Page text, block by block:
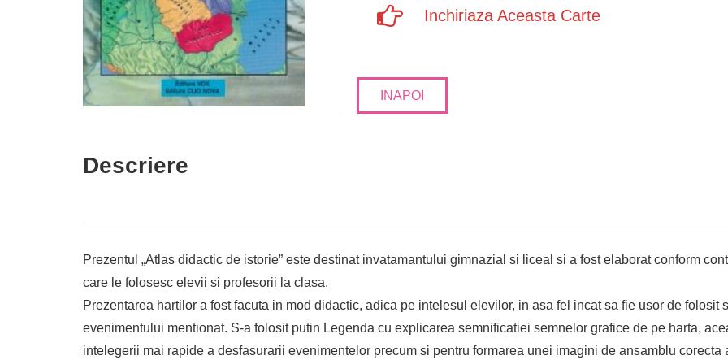
Inchiriaza Aceasta Carte
INAPOI
Descriere
Prezentul „Atlas didactic de istorie” este destinat invatamantului gimnazial si liceal si a fost elaborat conform
care le folosesc elevii si profesorii la clasa.
Prezentarea hartilor a fost facuta in mod didactic, adica pe intelesul elevilor, in asa fel incat sa fie usor de folosit
evenimentului mentionat. S-a folosit putin Legenda cu explicarea semnificatiei semnelor grafice de pe harta,
intelegerii mai rapide a desfasurarii evenimentelor precum si pentru formarea unei imagini de ansamblu